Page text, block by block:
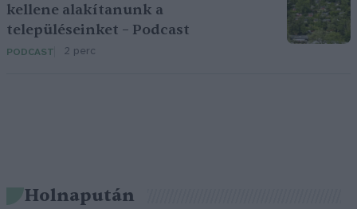
kellene alakítanunk a
településeinket – Podcast
PODCAST 2 perc
Holnapután